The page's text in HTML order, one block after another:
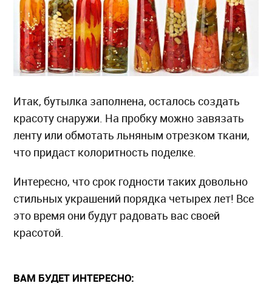
Итак, бутылка заполнена, осталось создать
красоту снаружи. На пробку можно завязать
ленту или обмотать льняным отрезком ткани,
что придаст колоритность поделке.
Интересно, что срок годности таких довольно
стильных украшений порядка четырех лет! Все
это время они будут радовать вас своей
красотой.
ВАМ БУДЕТ ИНТЕРЕСНО: